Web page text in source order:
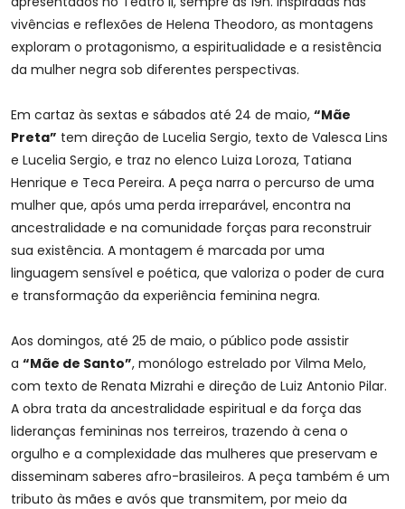
vivências e reflexões de Helena Theodoro, as montagens
exploram o protagonismo, a espiritualidade e a resistência
da mulher negra sob diferentes perspectivas.
Em cartaz às sextas e sábados até 24 de maio, “Mãe
Preta” tem direção de Lucelia Sergio, texto de Valesca Lins
e Lucelia Sergio, e traz no elenco Luiza Loroza, Tatiana
Henrique e Teca Pereira. A peça narra o percurso de uma
mulher que, após uma perda irreparável, encontra na
ancestralidade e na comunidade forças para reconstruir
sua existência. A montagem é marcada por uma
linguagem sensível e poética, que valoriza o poder de cura
e transformação da experiência feminina negra.
Aos domingos, até 25 de maio, o público pode assistir
a “Mãe de Santo”, monólogo estrelado por Vilma Melo,
com texto de Renata Mizrahi e direção de Luiz Antonio Pilar.
A obra trata da ancestralidade espiritual e da força das
lideranças femininas nos terreiros, trazendo à cena o
orgulho e a complexidade das mulheres que preservam e
disseminam saberes afro-brasileiros. A peça também é um
tributo às mães e avós que transmitem, por meio da